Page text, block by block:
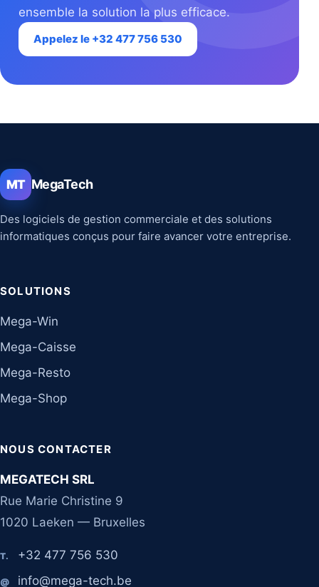
ensemble la solution la plus efficace.
Appelez le +32 477 756 530
MT MegaTech
Des logiciels de gestion commerciale et des solutions
informatiques conçus pour faire avancer votre entreprise.
SOLUTIONS
Mega-Win
Mega-Caisse
Mega-Resto
Mega-Shop
NOUS CONTACTER
MEGATECH SRL
Rue Marie Christine 9
1020 Laeken — Bruxelles
T. +32 477 756 530
@ info@mega-tech.be